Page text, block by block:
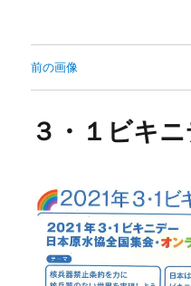
前の画像
３・１ビキ